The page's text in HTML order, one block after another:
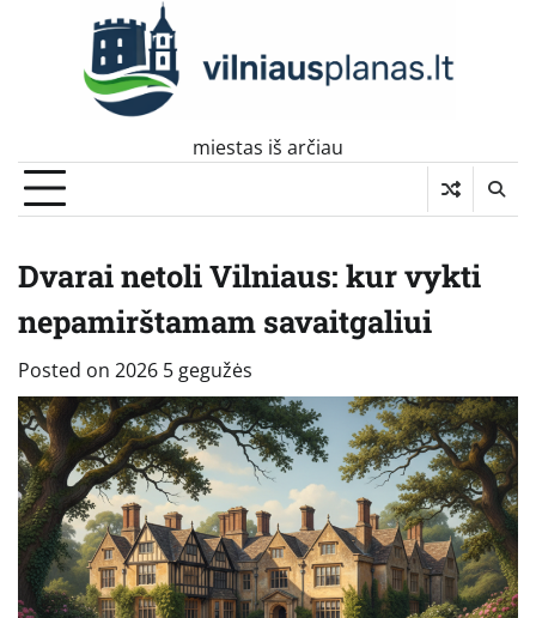
miestas iš arčiau
Dvarai netoli Vilniaus: kur vykti
nepamirštamam savaitgaliui
Posted on 2026 5 gegužės